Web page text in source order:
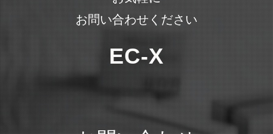
お問い合わせください
EC-X